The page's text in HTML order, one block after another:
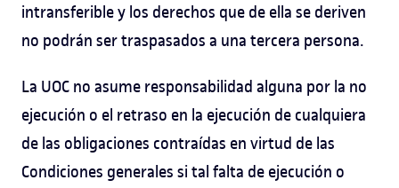
intransferible y los derechos que de ella se deriven
no podrán ser traspasados a una tercera persona.
La UOC no asume responsabilidad alguna por la no
ejecución o el retraso en la ejecución de cualquiera
de las obligaciones contraídas en virtud de las
Condiciones generales si tal falta de ejecución o